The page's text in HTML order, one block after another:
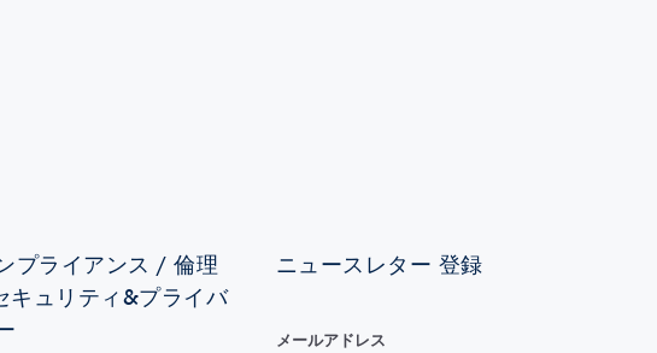
プライアンス / 倫理
キュリティ&プライバ
ニュースレター 登録
メールアドレス